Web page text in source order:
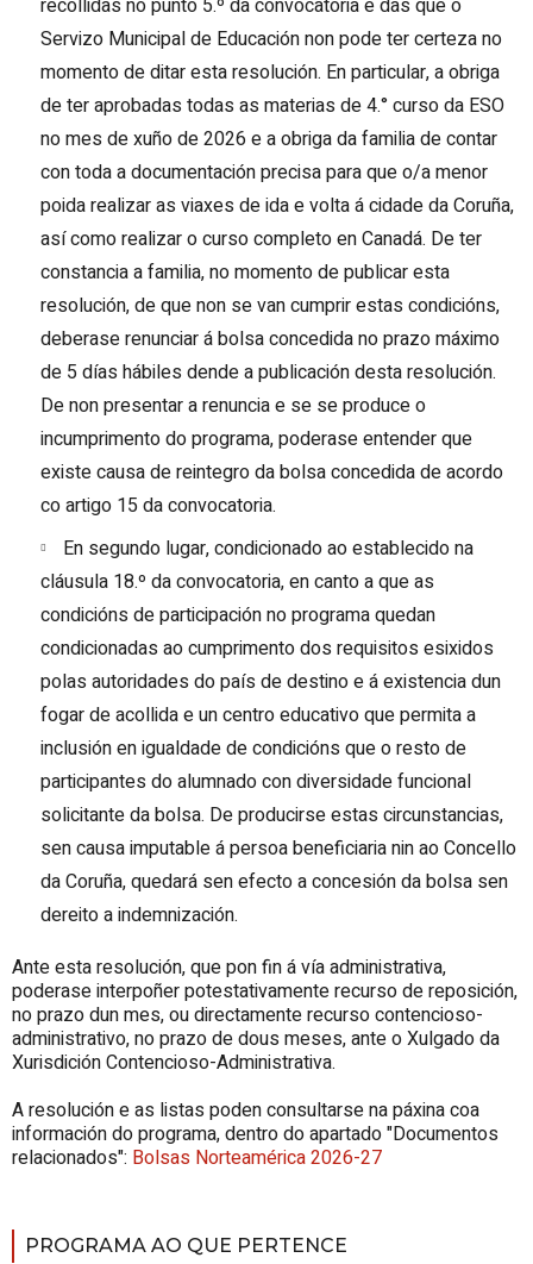
Servizo Municipal de Educación non pode ter certeza no
momento de ditar esta resolución. En particular, a obriga
de ter aprobadas todas as materias de 4.° curso da ESO
no mes de xuño de 2026 e a obriga da familia de contar
con toda a documentación precisa para que o/a menor
poida realizar as viaxes de ida e volta á cidade da Coruña,
así como realizar o curso completo en Canadá. De ter
constancia a familia, no momento de publicar esta
resolución, de que non se van cumprir estas condicións,
deberase renunciar á bolsa concedida no prazo máximo
de 5 días hábiles dende a publicación desta resolución.
De non presentar a renuncia e se se produce o
incumprimento do programa, poderase entender que
existe causa de reintegro da bolsa concedida de acordo
co artigo 15 da convocatoria.
En segundo lugar, condicionado ao establecido na
cláusula 18.º da convocatoria, en canto a que as
condicións de participación no programa quedan
condicionadas ao cumprimento dos requisitos esixidos
polas autoridades do país de destino e á existencia dun
fogar de acollida e un centro educativo que permita a
inclusión en igualdade de condicións que o resto de
participantes do alumnado con diversidade funcional
solicitante da bolsa. De producirse estas circunstancias,
sen causa imputable á persoa beneficiaria nin ao Concello
da Coruña, quedará sen efecto a concesión da bolsa sen
dereito a indemnización.
Ante esta resolución, que pon fin á vía administrativa,
poderase interpoñer potestativamente recurso de reposición,
no prazo dun mes, ou directamente recurso contencioso-
administrativo, no prazo de dous meses, ante o Xulgado da
Xurisdición Contencioso-Administrativa.
A resolución e as listas poden consultarse na páxina coa
información do programa, dentro do apartado "Documentos
relacionados": Bolsas Norteamérica 2026-27
PROGRAMA AO QUE PERTENCE